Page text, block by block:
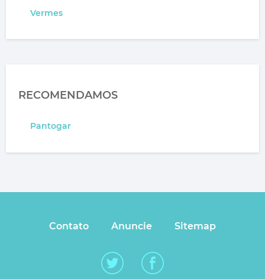
Vermes
RECOMENDAMOS
Pantogar
Contato Anuncie Sitemap